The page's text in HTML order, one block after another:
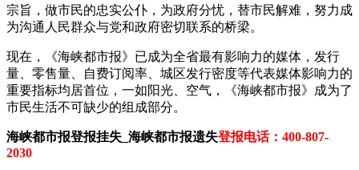
宗旨，做市民的忠实公仆，为政府分忧，替市民解难，努力成
为沟通人民群众与党和政府密切联系的桥梁。
现在，《海峡都市报》已成为全省最有影响力的媒体，发行
量、零售量、自费订阅率、城区发行密度等代表媒体影响力的
重要指标均居首位，一如阳光、空气，《海峡都市报》成为了
市民生活不可缺少的组成部分。
海峡都市报登报挂失_海峡都市报遗失登报电话：400-807-
2030